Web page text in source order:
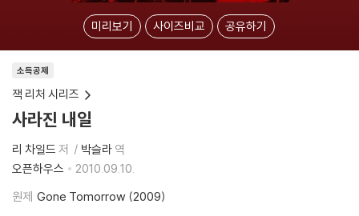
미리보기 사이즈비교 공유하기
소득공제
잭 리처 시리즈
사라진 내일
리 차일드 저 박슬라 역
오픈하우스
2010.09.10.
원제 Gone Tomorrow (2009)